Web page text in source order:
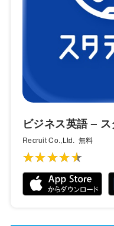
ビジネス英語 –
Recruit Co.,Ltd. 無料
★★★★★
★★★★★